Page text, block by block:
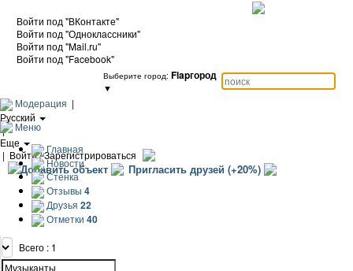
Войти под "ВКонтакте"
Войти под "Одноклассники"
Войти под "Mail.ru"
Войти под "Facebook"
Выберите город: Flapгород
▼
Модерация |
Русский
|
Еще
| Войти / Зарегистрироваться
Добавить объект Пригласить друзей (+20%)
Меню
Главная
Новости
Стенка
Отзывы 4
Друзья 22
Отметки 40
Всего : 1